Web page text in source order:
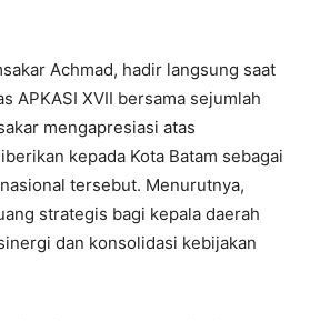
Achmad, hadir langsung saat
APKASI XVII bersama sejumlah
mengapresiasi atas
kepada Kota Batam sebagai
tersebut. Menurutnya,
strategis bagi kepala daerah
dan konsolidasi kebijakan